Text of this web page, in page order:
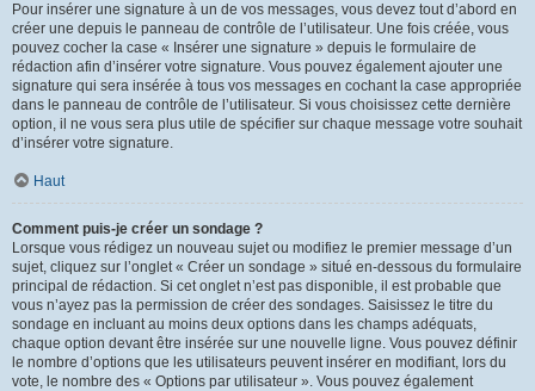
Pour insérer une signature à un de vos messages, vous devez tout d’abord en
créer une depuis le panneau de contrôle de l’utilisateur. Une fois créée, vous
pouvez cocher la case « Insérer une signature » depuis le formulaire de
rédaction afin d’insérer votre signature. Vous pouvez également ajouter une
signature qui sera insérée à tous vos messages en cochant la case appropriée
dans le panneau de contrôle de l’utilisateur. Si vous choisissez cette dernière
option, il ne vous sera plus utile de spécifier sur chaque message votre souhait
d’insérer votre signature.
Haut
Comment puis-je créer un sondage ?
Lorsque vous rédigez un nouveau sujet ou modifiez le premier message d’un
sujet, cliquez sur l’onglet « Créer un sondage » situé en-dessous du formulaire
principal de rédaction. Si cet onglet n’est pas disponible, il est probable que
vous n’ayez pas la permission de créer des sondages. Saisissez le titre du
sondage en incluant au moins deux options dans les champs adéquats,
chaque option devant être insérée sur une nouvelle ligne. Vous pouvez définir
le nombre d’options que les utilisateurs peuvent insérer en modifiant, lors du
vote, le nombre des « Options par utilisateur ». Vous pouvez également